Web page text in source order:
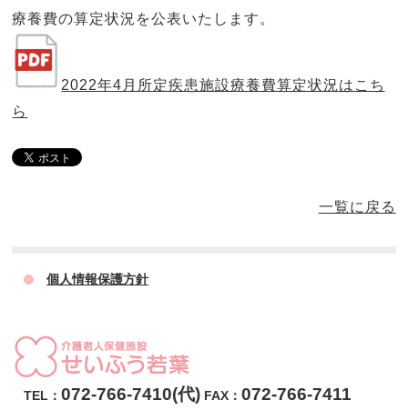
療養費の算定状況を公表いたします。
2022年4月所定疾患施設療養費算定状況はこち
ら
一覧に戻る
個人情報保護方針
TEL：072-766-7410(代) FAX：072-766-7411